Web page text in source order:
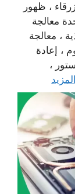
، ظهور
معالجة
، معالجة
، إعادة
،